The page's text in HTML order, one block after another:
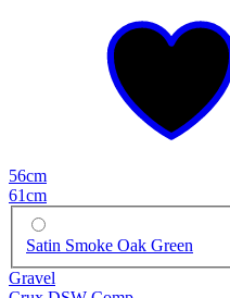
56cm
61cm
Satin Smoke Oak Green
Gravel